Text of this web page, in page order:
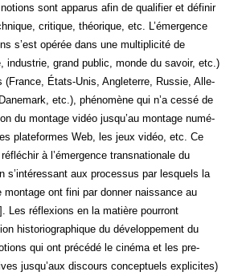
sont appa­rus afin de qua­li­fier et défi­nir
cri­tique, théo­rique, etc. L’émergence
s’est opé­rée dans une mul­ti­pli­ci­té de
indus­trie, grand public, monde du savoir, etc.)
(France, États-Unis, Angle­terre, Rus­sie, Alle­
etc.), phé­no­mène qui n’a ces­sé de
du mon­tage vidéo jusqu’au mon­tage numé­
pla­te­formes Web, les jeux vidéo, etc. Ce
à l’émergence trans­na­tio­nale du
s’intéressant aux pro­ces­sus par les­quels la
mon­tage ont fini par don­ner nais­sance au
Les réflexions en la matière pour­ront
his­to­rio­gra­phique du déve­lop­pe­ment du
qui ont pré­cé­dé le ciné­ma et les pre­
jusqu’aux dis­cours concep­tuels expli­cites)